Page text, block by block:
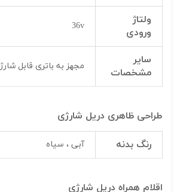
ولتاژ
ورودی
36v
سایر
مشخصات
مجهز به باتری قابل شارژ
طراحی ظاهری دریل شارژی
رنگ بدنه آبی ، سیاه
اقلام همراه دریل شارژی